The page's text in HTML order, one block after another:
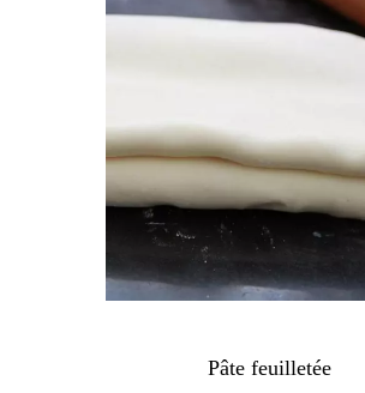
Pâte feuilletée